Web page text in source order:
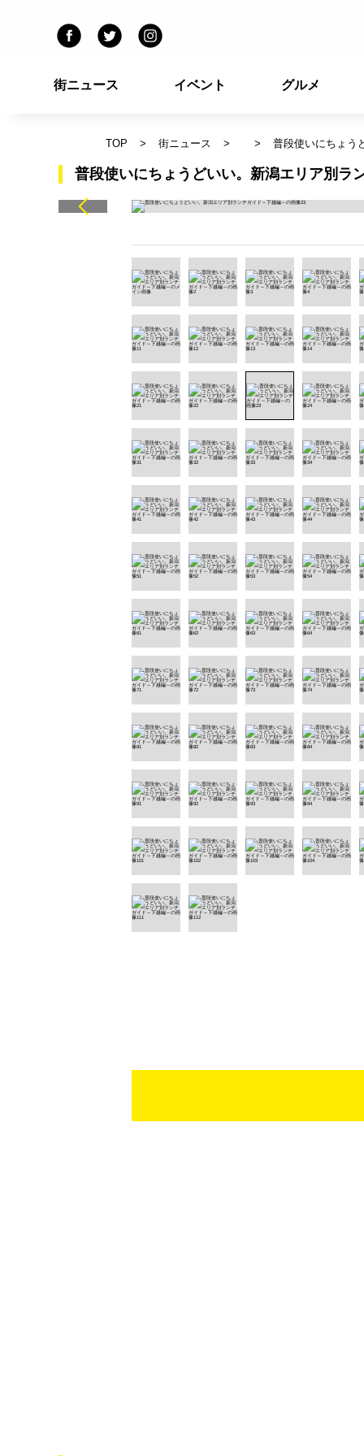
街ニュース イベント グルメ
TOP 街ニュース 普段使いにちょう
普段使いにちょうどいい。新潟エリア別ラ